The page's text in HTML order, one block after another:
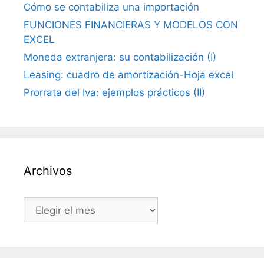
Cómo se contabiliza una importación
FUNCIONES FINANCIERAS Y MODELOS CON
EXCEL
Moneda extranjera: su contabilización (I)
Leasing: cuadro de amortización-Hoja excel
Prorrata del Iva: ejemplos prácticos (II)
Archivos
Archivos